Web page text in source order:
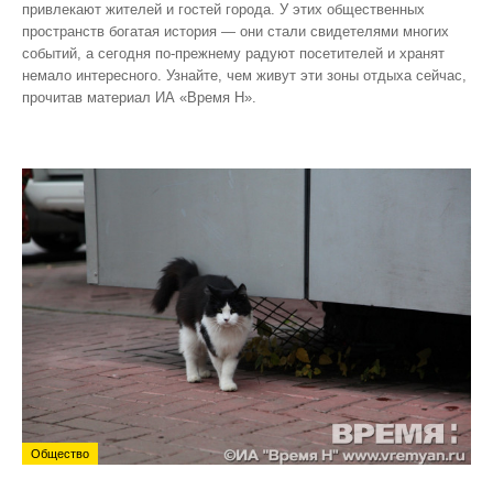
привлекают жителей и гостей города. У этих общественных
пространств богатая история — они стали свидетелями многих
событий, а сегодня по‑прежнему радуют посетителей и хранят
немало интересного. Узнайте, чем живут эти зоны отдыха сейчас,
прочитав материал ИА «Время Н».
Общество